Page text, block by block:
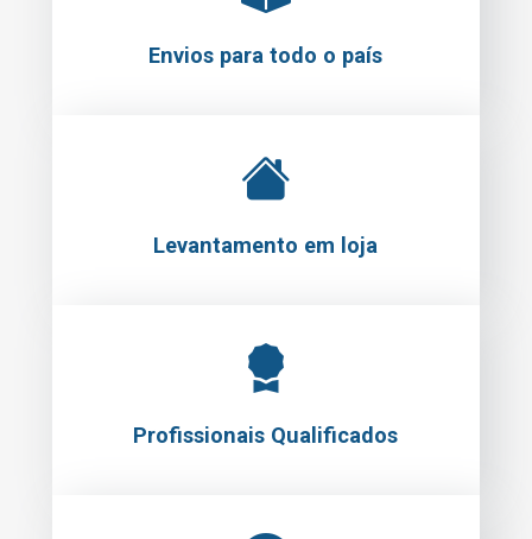
Envios para todo o país
Levantamento em loja
Profissionais Qualificados